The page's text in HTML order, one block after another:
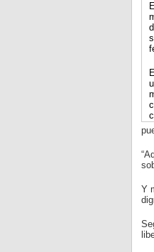
Y